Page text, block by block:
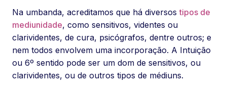
Na umbanda, acreditamos que há diversostipos de
mediunidade, como sensitivos, videntes ou
clarividentes, de cura, psicógrafos, dentre outros; e
nem todos envolvem uma incorporação. A Intuição
ou 6º sentido pode ser um dom de sensitivos, ou
clarividentes, ou de outros tipos de médiuns.